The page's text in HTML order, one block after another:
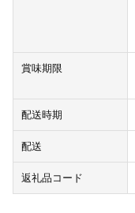
賞味期限
配送時期
配送
返礼品コード